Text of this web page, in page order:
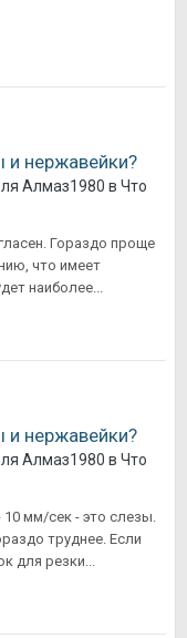
и нержавейки?
Алмаз1980 в Что
Гораздо проще
что имеет
наиболее...
и нержавейки?
Алмаз1980 в Что
мм/сек - это слезы.
труднее. Если
для резки...